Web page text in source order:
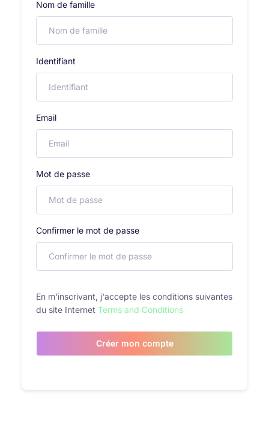
Nom de famille
Identifiant
Email
Mot de passe
Confirmer le mot de passe
En m'inscrivant, j'accepte les conditions suivantes
du site Internet Terms and Conditions
Créer mon compte